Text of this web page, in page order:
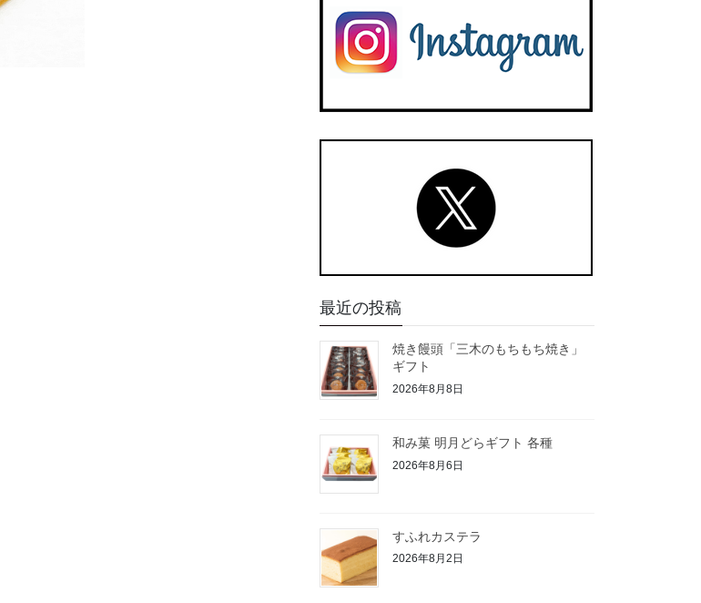
最近の投稿
焼き饅頭「三木のもちもち焼き」
ギフト
2026年8月8日
和み菓 明月どらギフト 各種
2026年8月6日
すふれカステラ
2026年8月2日